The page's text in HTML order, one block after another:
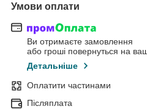
Умови оплати
Ви отримаєте замовлення
або гроші повернуться на
Детальніше
Оплатити частинами
Післяплата